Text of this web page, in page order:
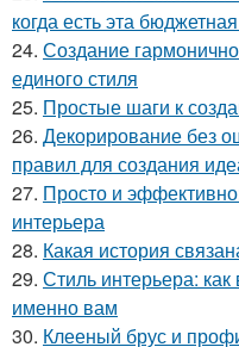
когда есть эта
24. Создание
единого стиля
25. Простые шаги к
26. Декорирование без
правил для создания
27. Просто и
интерьера
28. Какая история
29. Стиль интерьера:
именно вам
30. Клееный брус и